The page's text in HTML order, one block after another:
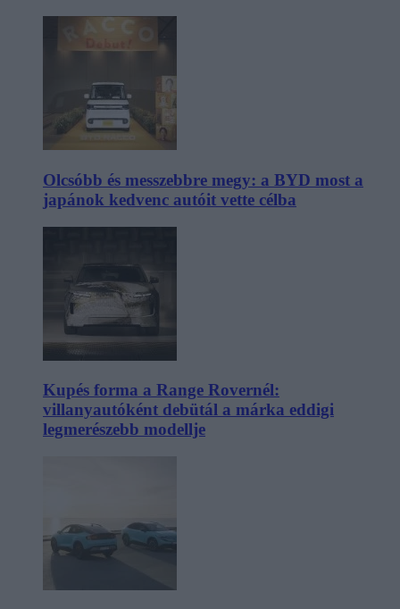
Olcsóbb és messzebbre megy: a BYD most a
japánok kedvenc autóit vette célba
Kupés forma a Range Rovernél:
villanyautóként debütál a márka eddigi
legmerészebb modellje